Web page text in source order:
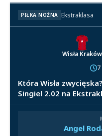
PIŁKA NOŻNA Ekstraklasa
Wisła Kraków
7
Która Wisła
Singiel 2.02 na
Angel